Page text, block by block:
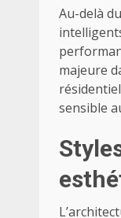
Au-delà
majeure
sensible